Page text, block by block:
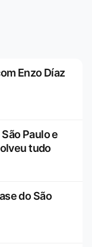
Enzo Díaz
Paulo e
tudo
do São